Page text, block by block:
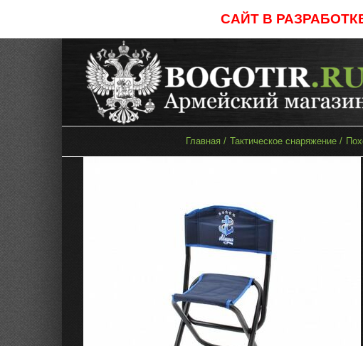
САЙТ В
content
Главная Тактическое снаряжение